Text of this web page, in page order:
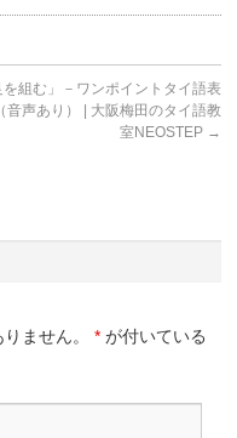
を組む」－ワンポイントタイ語表
音声あり） | 大阪梅田のタイ語教
室NEOSTEP →
ません。 * が付いている